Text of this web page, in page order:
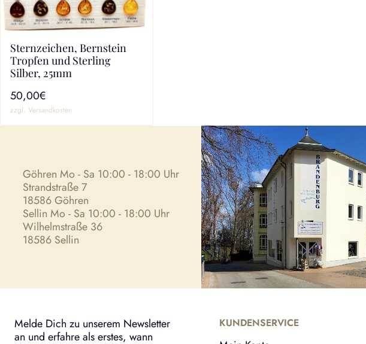
Sternzeichen, Bernstein
Tropfen und Sterling
Silber, 25mm
50,00€
zzgl. Versandkosten
Göhren Mo - Sa 10:00 - 18:00 Uhr
Strandstraße 7
18586 Göhren
Sellin Mo - Sa 10:00 - 18:00 Uhr
Wilhelmstraße 36
18586 Sellin
Melde Dich zu unserem Newsletter
an und erfahre als erstes, wann
KUNDENSERVICE